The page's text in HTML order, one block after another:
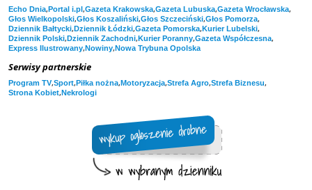
Echo Dnia,Portal i.pl,Gazeta Krakowska,Gazeta Lubuska,Gazeta Wrocławska,
Głos Wielkopolski,Głos Koszaliński,Głos Szczeciński,Głos Pomorza,
Dziennik Bałtycki,Dziennik Łódzki,Gazeta Pomorska,Kurier Lubelski,
Dziennik Polski,Dziennik Zachodni,Kurier Poranny,Gazeta Współczesna,
Express Ilustrowany,Nowiny,Nowa Trybuna Opolska
Serwisy partnerskie
Program TV,Sport,Piłka nożna,Motoryzacja,Strefa Agro,Strefa Biznesu,
Strona Kobiet,Nekrologi